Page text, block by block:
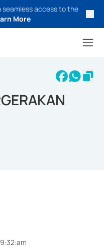
access to the
More